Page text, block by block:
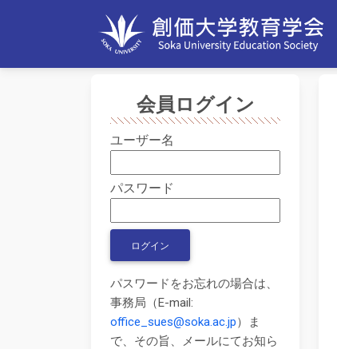
会員ログイン
ユーザー名
パスワード
パスワードをお忘れの場合は、
事務局（E-mail:
office_sues@soka.ac.jp）ま
で、その旨、メールにてお知ら